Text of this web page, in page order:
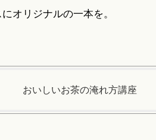
オリジナルの一本を。
おいしいお茶の淹れ方講座